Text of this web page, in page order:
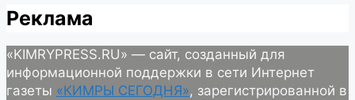
Реклама
«KIMRYPRESS.RU» — сайт, созданный для
информационной поддержки в сети Интернет
газеты «КИМРЫ СЕГОДНЯ», зарегистрированной в